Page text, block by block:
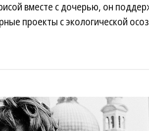
вместе с дочерью, он
проекты с экологической